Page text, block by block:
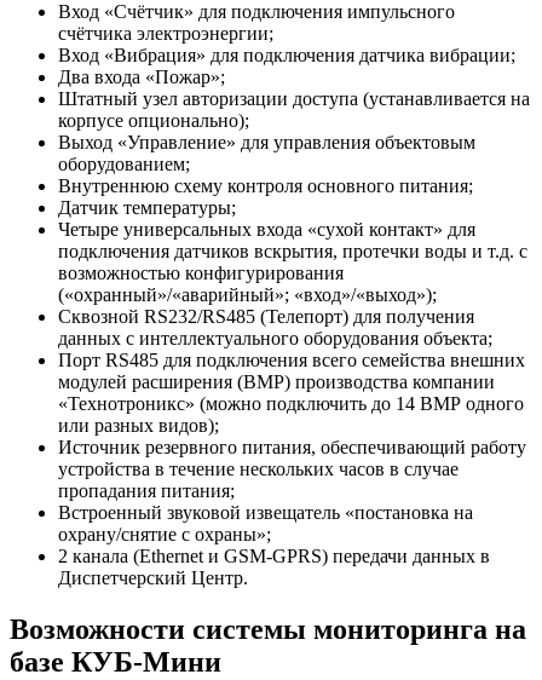
Вход «Счётчик» для подключения импульсного
счётчика электроэнергии;
Вход «Вибрация» для подключения датчика вибрации;
Два входа «Пожар»;
Штатный узел авторизации доступа (устанавливается на
корпусе опционально);
Выход «Управление» для управления объектовым
оборудованием;
Внутреннюю схему контроля основного питания;
Датчик температуры;
Четыре универсальных входа «сухой контакт» для
подключения датчиков вскрытия, протечки воды и т.д. с
возможностью конфигурирования
(«охранный»/«аварийный»; «вход»/«выход»);
Сквозной RS232/RS485 (Телепорт) для получения
данных с интеллектуального оборудования объекта;
Порт RS485 для подключения всего семейства внешних
модулей расширения (ВМР) производства компании
«Технотроникс» (можно подключить до 14 ВМР одного
или разных видов);
Источник резервного питания, обеспечивающий работу
устройства в течение нескольких часов в случае
пропадания питания;
Встроенный звуковой извещатель «постановка на
охрану/снятие с охраны»;
2 канала (Ethernet и GSM-GPRS) передачи данных в
Диспетчерский Центр.
Возможности системы мониторинга на
базе КУБ-Мини